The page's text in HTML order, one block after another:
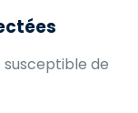
susceptible de